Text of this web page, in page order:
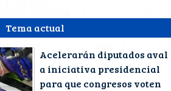
Tema actual
Acelerarán diputados aval
a iniciativa presidencial
para que congresos voten